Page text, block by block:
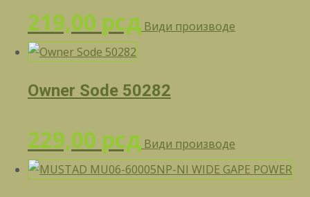
219,00 рсд Види производе
Owner Sode 50282
229,00 рсд Види производе